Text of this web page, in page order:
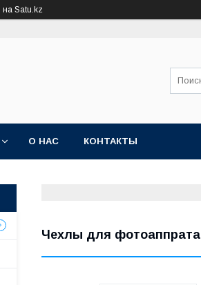
на Satu.kz
О НАС КОНТАКТЫ
Чехлы для фотоаппрата